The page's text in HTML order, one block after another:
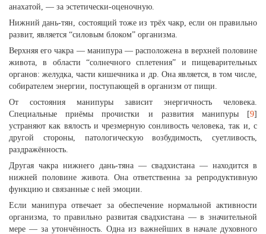
анахатой, — за эстетически-оценочную.
Нижний дань-тян, состоящий тоже из трёх чакр, если он правильно
развит, является “силовым блоком” организма.
Верхняя его чакра — манипура — расположена в верхней половине
живота, в области “солнечного сплетения” и пищеварительных
органов: желудка, части кишечника и др. Она является, в том числе,
собирателем энергии, поступающей в организм от пищи.
От состояния манипуры зависит энергичность человека.
Специальные приёмы прочистки и развития манипуры [9]
устраняют как вялость и чрезмерную сонливость человека, так и, с
другой стороны, патологическую возбудимость, суетливость,
раздражённость.
Другая чакра нижнего дань-тяна — свадхистана — находится в
нижней половине живота. Она ответственна за репродуктивную
функцию и связанные с ней эмоции.
Если манипура отвечает за обеспечение нормальной активности
организма, то правильно развитая свадхистана — в значительной
мере — за утончённость. Одна из важнейших в начале духовного